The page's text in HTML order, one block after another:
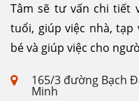
Tâm sẽ tư vấn chi tiết
tuổi, giúp việc nhà, tạp
bé và giúp việc cho
165/3 đường Bạch
Minh